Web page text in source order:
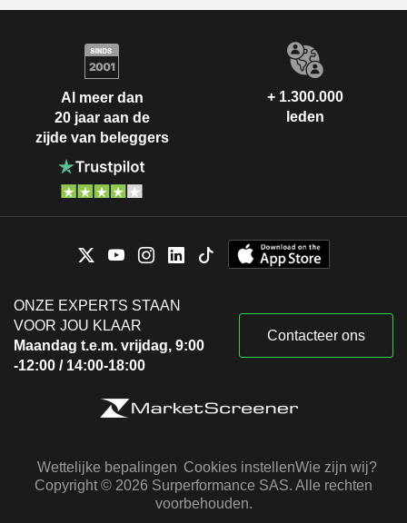
Al meer dan
20 jaar aan de
zijde van beleggers
+ 1.300.000
leden
ONZE EXPERTS STAAN
VOOR JOU KLAAR
Maandag t.e.m. vrijdag, 9:00
-12:00 / 14:00-18:00
Contacteer ons
Wettelijke bepalingen Cookies instellenWie zijn wij?
Copyright © 2026 Surperformance SAS. Alle rechten
voorbehouden.